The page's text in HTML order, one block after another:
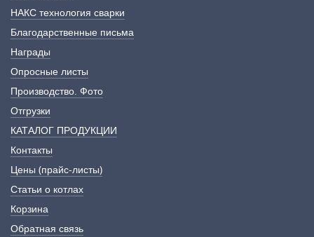
НАКС технология сварки
Благодарственные письма
Награды
Опросные листы
Производство. Фото
Отгрузки
КАТАЛОГ ПРОДУКЦИИ
Контакты
Цены (прайс-листы)
Статьи о котлах
Корзина
Обратная связь